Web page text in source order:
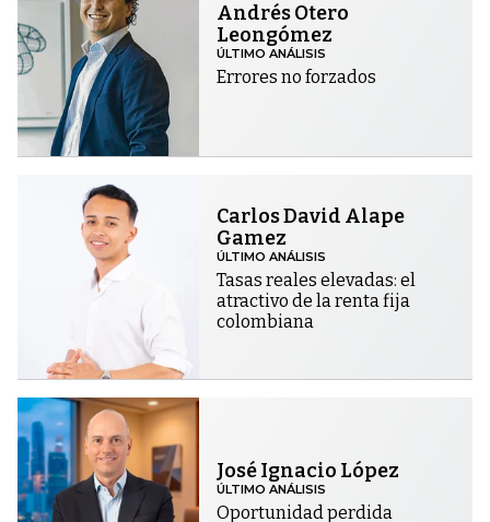
Andrés Otero
Leongómez
ÚLTIMO ANÁLISIS
Errores no forzados
Carlos David Alape
Gamez
ÚLTIMO ANÁLISIS
Tasas reales elevadas: el
atractivo de la renta fija
colombiana
José Ignacio López
ÚLTIMO ANÁLISIS
Oportunidad perdida